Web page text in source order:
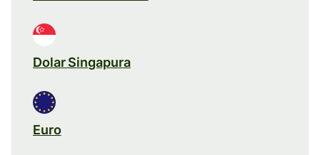
Dolar Singapura
Euro